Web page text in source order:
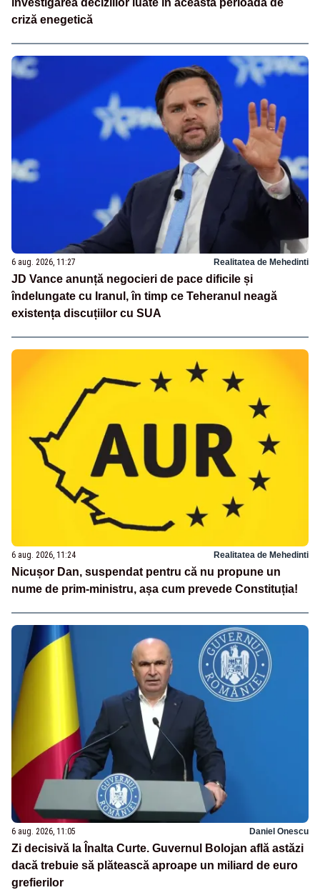
investigarea deciziilor luate în această perioadă de
criză enegetică
6 aug. 2026, 11:27 Realitatea de Mehedinti
JD Vance anunță negocieri de pace dificile și
îndelungate cu Iranul, în timp ce Teheranul neagă
existența discuțiilor cu SUA
6 aug. 2026, 11:24 Realitatea de Mehedinti
Nicușor Dan, suspendat pentru că nu propune un
nume de prim-ministru, așa cum prevede Constituția!
6 aug. 2026, 11:05 Daniel Onescu
Zi decisivă la Înalta Curte. Guvernul Bolojan află astăzi
dacă trebuie să plătească aproape un miliard de euro
grefierilor